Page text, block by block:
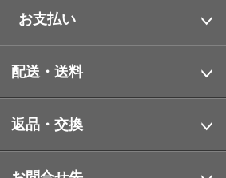
お支払い
配送・送料
返品・交換